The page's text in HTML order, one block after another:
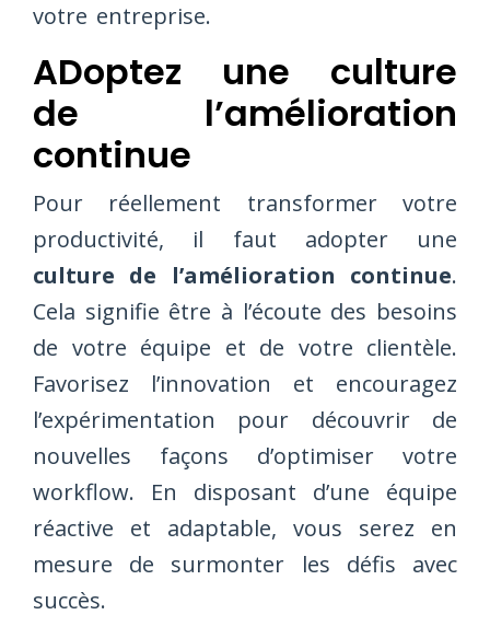
votre entreprise.
ADoptez une culture
de l’amélioration
continue
Pour réellement transformer votre
productivité, il faut adopter une
culture de l’amélioration continue.
Cela signifie être à l’écoute des besoins
de votre équipe et de votre clientèle.
Favorisez l’innovation et encouragez
l’expérimentation pour découvrir de
nouvelles façons d’optimiser votre
workflow. En disposant d’une équipe
réactive et adaptable, vous serez en
mesure de surmonter les défis avec
succès.